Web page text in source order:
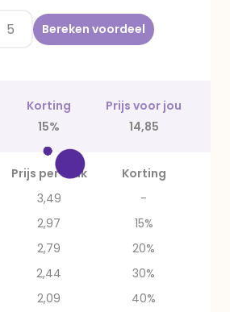
Bereken voordeel
Korting
Prijs voor jou
15% 14,85
Prijs per stuk
Korting
3,49
-
2,97
15%
2,79
20%
2,44
30%
2,09 40%